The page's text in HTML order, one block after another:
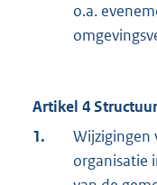
o.a.
Artikel 4
1.
Wijzigingen
organisatie